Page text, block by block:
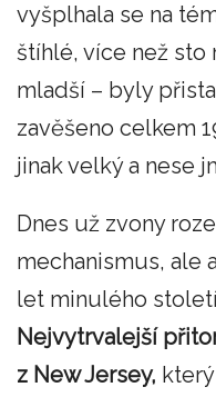
vyšplhala se na
štíhlé, více než sto
mladší – byly
zavěšeno celkem
jinak velký a nese
Dnes už zvony
mechanismus, ale
let minulého
Nejvytrvalejší
z New Jersey,